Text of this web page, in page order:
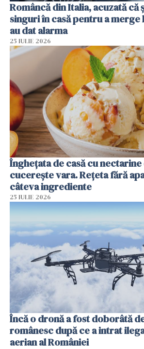
Româncă din Italia, acuzată că
singuri în casă pentru a merge
au dat alarma
25 IULIE 2026
Înghețata de casă cu
cucerește vara. Rețeta fără
câteva ingrediente
25 IULIE 2026
Încă o dronă a fost doborâtă
românesc după ce a intrat
aerian al României